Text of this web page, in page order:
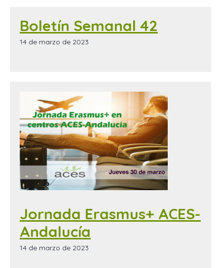
Boletín Semanal 42
14 de marzo de 2023
Jornada Erasmus+ ACES-
Andalucía
14 de marzo de 2023